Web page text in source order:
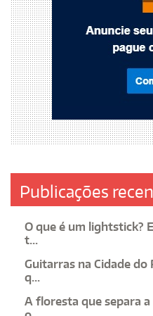
Publicações
O que é um lightstick?
t...
Guitarras na Cidade
q...
A floresta que separa